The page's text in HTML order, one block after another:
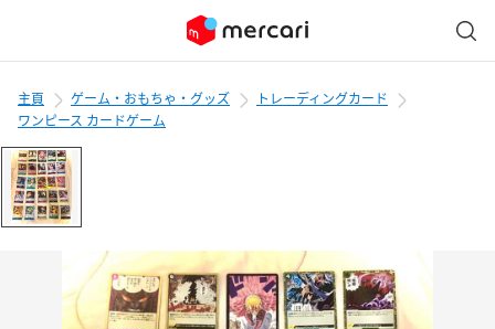
主頁 ゲーム・おもちゃ・グッズ
トレーディングカード
ワンピース カードゲーム